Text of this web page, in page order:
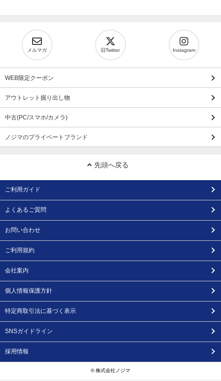
メルマガ 旧Twitter Instagram
WEB限定クーポン
アウトレット掘り出し物
中古(PC/スマホ/カメラ)
ノジマのプライベートブランド
先頭へ戻る
ご利用ガイド
よくあるご質問
お問い合わせ
ご利用規約
会社案内
個人情報保護方針
特定商取引法に基づく表示
SNSガイドライン
採用情報
© 株式会社ノジマ